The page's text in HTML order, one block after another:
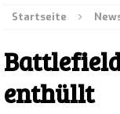
Startseite
enthüllt